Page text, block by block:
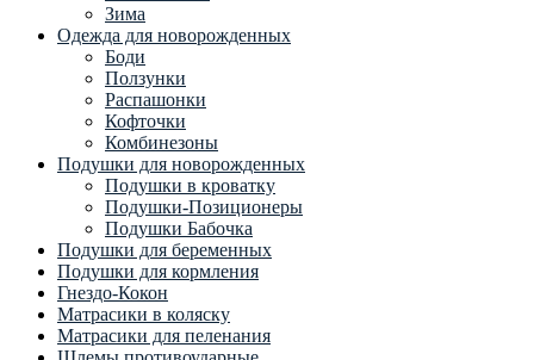
Зима
Одежда для новорожденных
Боди
Ползунки
Распашонки
Кофточки
Комбинезоны
Подушки для новорожденных
Подушки в кроватку
Подушки-Позиционеры
Подушки Бабочка
Подушки для беременных
Подушки для кормления
Гнездо-Кокон
Матрасики в коляску
Матрасики для пеленания